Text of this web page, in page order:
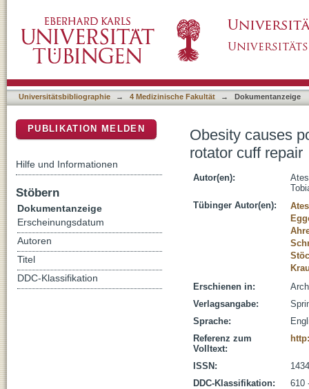
Universitätsbibliographie → 4 Medizinische Fakultät → Dokumentanzeige
Obesity causes
rotator cuff repair
Autor(en):
Tübinger Autor(en):
Erschienen in:
Verlagsangabe:
Sprache:
Referenz zum
Volltext:
ISSN:
DDC-Klassifikation:
610
PUBLIKATION MELDEN
Hilfe und Informationen
Stöbern
Dokumentanzeige
Erscheinungsdatum
Autoren
Titel
DDC-Klassifikation